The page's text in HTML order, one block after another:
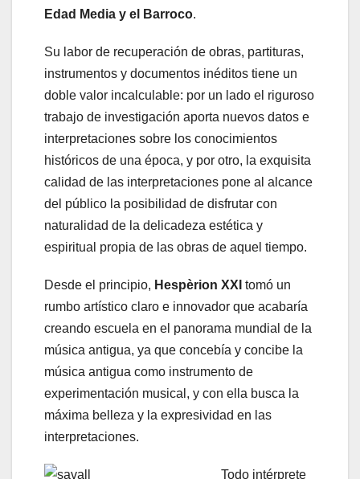
Edad Media y el Barroco.
Su labor de recuperación de obras, partituras,
instrumentos y documentos inéditos tiene un
doble valor incalculable: por un lado el riguroso
trabajo de investigación aporta nuevos datos e
interpretaciones sobre los conocimientos
históricos de una época, y por otro, la exquisita
calidad de las interpretaciones pone al alcance
del público la posibilidad de disfrutar con
naturalidad de la delicadeza estética y
espiritual propia de las obras de aquel tiempo.
Desde el principio, Hespèrion XXI tomó un
rumbo artístico claro e innovador que acabaría
creando escuela en el panorama mundial de la
música antigua, ya que concebía y concibe la
música antigua como instrumento de
experimentación musical, y con ella busca la
máxima belleza y la expresividad en las
interpretaciones.
Todo intérprete